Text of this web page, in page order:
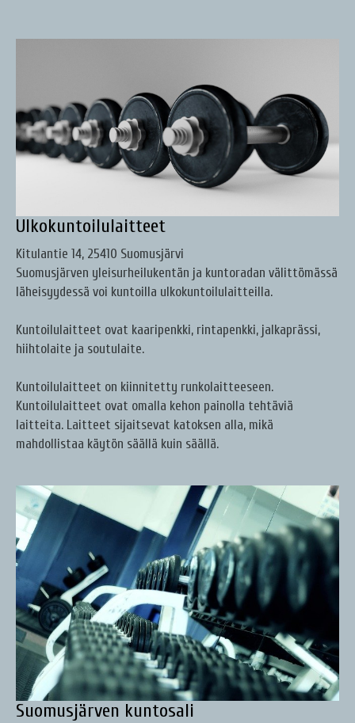
Ulkokuntoilulaitteet
Kitulantie 14, 25410 Suomusjärvi
Suomusjärven yleisurheilukentän ja kuntoradan välittömässä
läheisyydessä voi kuntoilla ulkokuntoilulaitteilla.
Kuntoilulaitteet ovat kaaripenkki, rintapenkki, jalkaprässi,
hiihtolaite ja soutulaite.
Kuntoilulaitteet on kiinnitetty runkolaitteeseen.
Kuntoilulaitteet ovat omalla kehon painolla tehtäviä
laitteita. Laitteet sijaitsevat katoksen alla, mikä
mahdollistaa käytön säällä kuin säällä.
Suomusjärven kuntosali